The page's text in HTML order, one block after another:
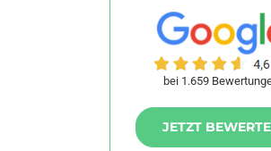
bei 1.659
JETZT